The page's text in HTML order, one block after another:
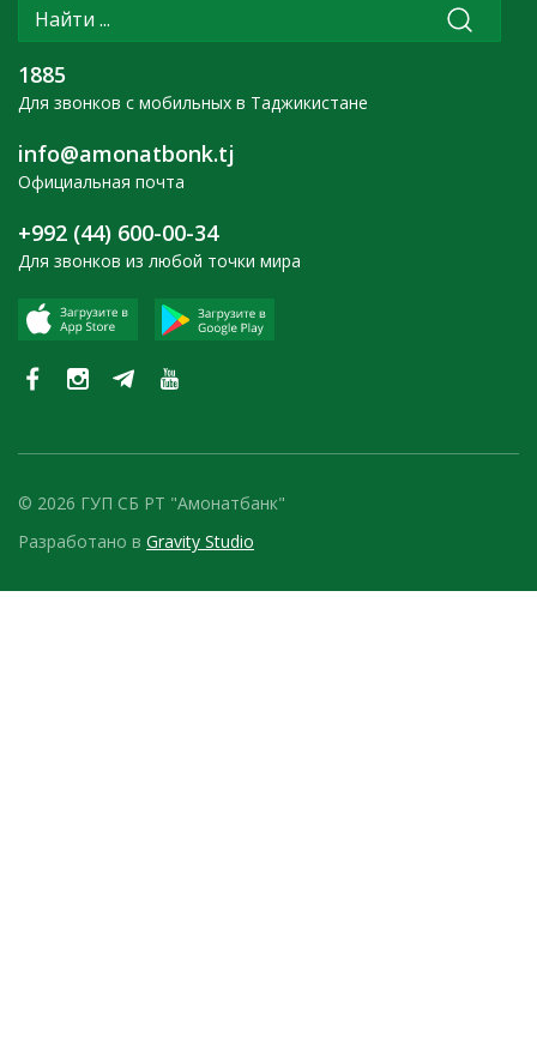
1885
Для звонков с мобильных в Таджикистане
info@amonatbonk.tj
Официальная почта
+992 (44) 600-00-34
Для звонков из любой точки мира
© 2026 ГУП СБ РТ "Амонатбанк"
Разработано в Gravity Studio